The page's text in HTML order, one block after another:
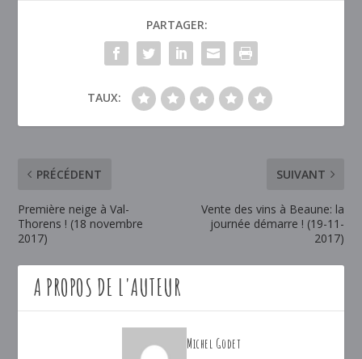
PARTAGER:
TAUX:
PRÉCÉDENT
Première neige à Val-
Thorens ! (18 novembre
2017)
SUIVANT
Vente des vins à Beaune: la
journée démarre ! (19-11-
2017)
A PROPOS DE L'AUTEUR
Michel Godet